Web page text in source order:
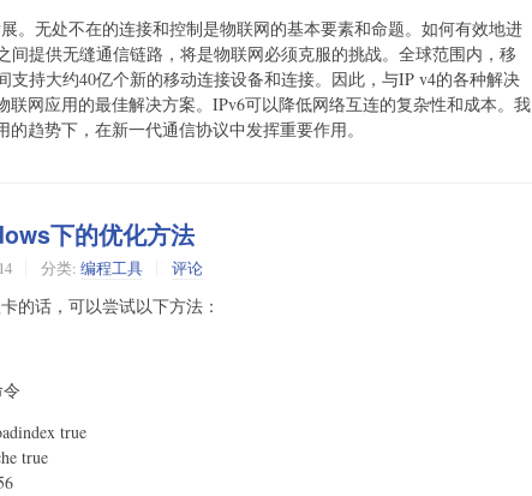
。无处不在的连接和控制是物联网的基本要素和命题。如何有效地进
间提供无缝通信链路，将是物联网必须克服的挑战。全球范围内，移
支持大约40亿个新的移动连接设备和连接。因此，与IP v4的各种解决
联网应用的最佳解决方案。IPv6可以降低网络互连的复杂性和成本。我
趋势下，在新一代通信协议中发挥重要作用。
下的优化方法
分类: 编程工具 评论
的话，可以尝试以下方法：
true
true